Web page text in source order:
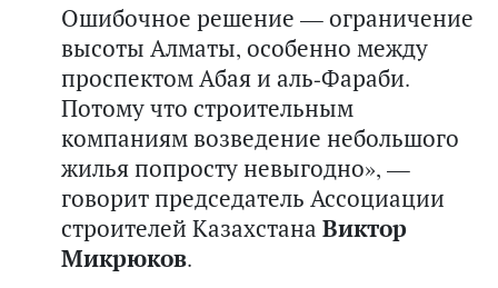
Ошибочное решение — ограничение
высоты Алматы, особенно между
проспектом Абая и аль-Фараби.
Потому что строительным
компаниям возведение небольшого
жилья попросту невыгодно», —
говорит председатель Ассоциации
строителей Казахстана Виктор
Микрюков.